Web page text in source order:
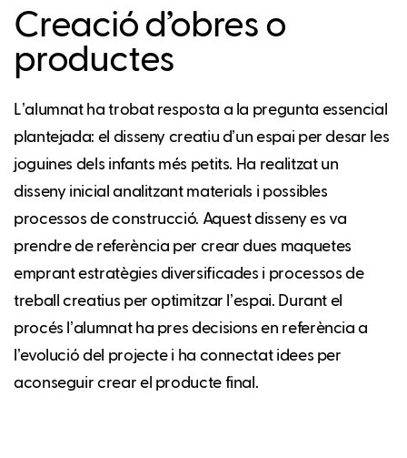
Creació d’obres o
productes
Lʼalumnat ha trobat resposta a la pregunta essencial
plantejada: el disseny creatiu dʼun espai per desar les
joguines dels infants més petits. Ha realitzat un
disseny inicial analitzant materials i possibles
processos de construcció. Aquest disseny es va
prendre de referència per crear dues maquetes
emprant estratègies diversificades i processos de
treball creatius per optimitzar lʼespai. Durant el
procés lʼalumnat ha pres decisions en referència a
lʼevolució del projecte i ha connectat idees per
aconseguir crear el producte final.